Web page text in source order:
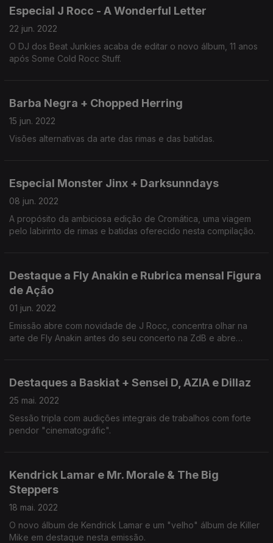
Especial J Rocc - A Wonderful Letter
22 jun. 2022
O DJ dos Beat Junkies acaba de editar o novo álbum, 11 anos
após Some Cold Rocc Stuff.
Barba Negra + Chopped Herring
15 jun. 2022
Visões alternativas da arte das rimas e das batidas.
Especial Monster Jinx + Darksunndays
08 jun. 2022
A propósito da ambiciosa edição de Cromática, uma viagem
pelo labirinto de rimas e batidas oferecido nesta compilação.
Destaque a Fly Anakin e Rubrica mensal Figura
de Ação
01 jun. 2022
Emissão abre com novidade de J Rocc, concentra olhar na
arte de Fly Anakin antes do seu concerto na ZdB e abre
Destaques a Baskiat + Sensei D, AZIA e Dillaz
25 mai. 2022
Sessão tripla com audições integrais de trabalhos com forte
pendor "cinematográfic".
Kendrick Lamar e Mr. Morale & The Big
Steppers
18 mai. 2022
O novo álbum de Kendrick Lamar e um "velho" álbum de Killer
Mike em destaque nesta emissão.